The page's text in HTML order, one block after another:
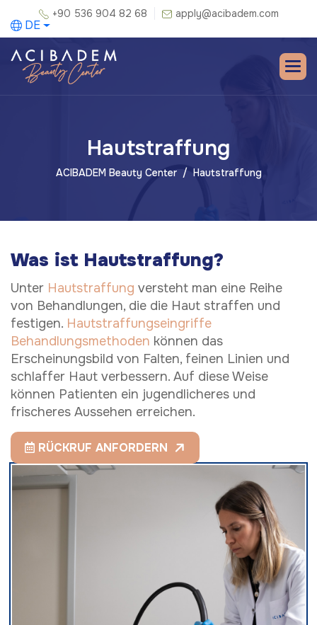
+90 536 904 82 68 apply@acibadem.com
DE
Hautstraffung
ACIBADEM Beauty Center Hautstraffung
Was ist Hautstraffung?
Unter Hautstraffung versteht man eine Reihe
von Behandlungen, die die Haut straffen und
festigen. Hautstraffungseingriffe
Behandlungsmethoden können das
Erscheinungsbild von Falten, feinen Linien und
schlaffer Haut verbessern. Auf diese Weise
können Patienten ein jugendlicheres und
frischeres Aussehen erreichen.
RÜCKRUF ANFORDERN